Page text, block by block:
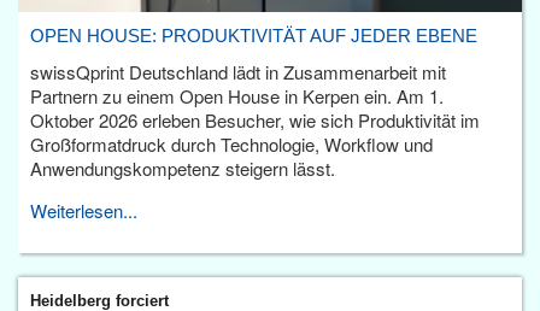
OPEN HOUSE: PRODUKTIVITÄT AUF JEDER EBENE
swissQprint Deutschland lädt in Zusammenarbeit mit
Partnern zu einem Open House in Kerpen ein. Am 1.
Oktober 2026 erleben Besucher, wie sich Produktivität im
Großformatdruck durch Technologie, Workflow und
Anwendungskompetenz steigern lässt.
Weiterlesen...
Heidelberg forciert